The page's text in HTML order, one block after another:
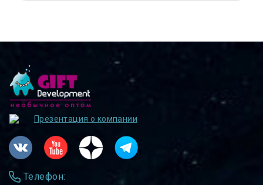
Презентация о компании
Телефон: